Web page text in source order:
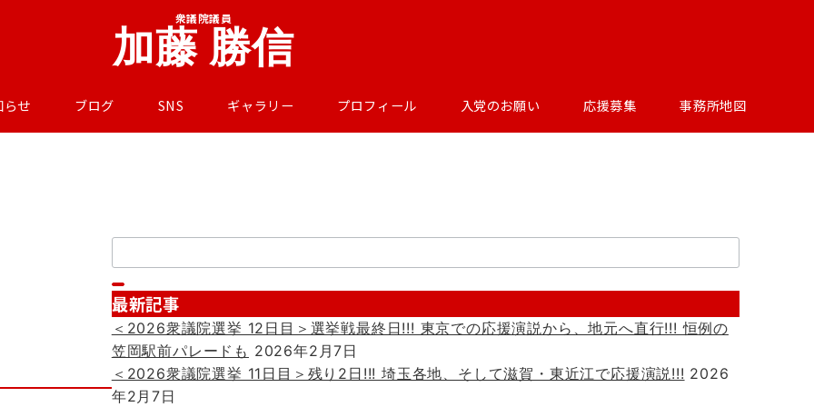
衆議院議員
加藤 勝信
らせ ブログ SNS ギャラリー プロフィール 入党のお願い 応援募集 事務所地図
索：
最新記事
＜2026衆議院選挙 12日目＞選挙戦最終日!!! 東京での応援演説から、地元へ直行!!! 恒例の
笠岡駅前パレードも 2026年2月7日
＜2026衆議院選挙 11日目＞残り2日!!! 埼玉各地、そして滋賀・東近江で応援演説!!! 2026
年2月7日